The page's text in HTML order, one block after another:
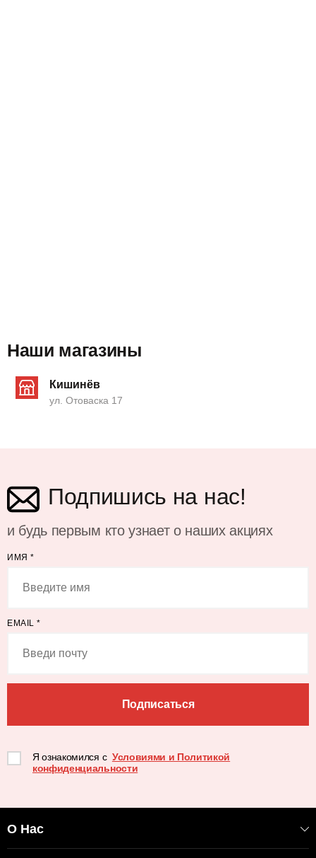
Наши магазины
Кишинёв
ул. Отоваска 17
Подпишись на нас!
и будь первым кто узнает о наших акциях
ИМЯ *
EMAIL *
Подписаться
Я ознакомился с Условиями и Политикой
конфиденциальности
О Нас